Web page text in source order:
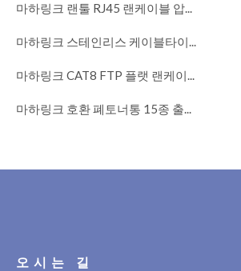
마하링크 랜툴 RJ45 랜케이블 압...
마하링크 스테인리스 케이블타이...
마하링크 CAT8 FTP 플랫 랜케이...
마하링크 호환 폐토너통 15종 출...
오시는 길